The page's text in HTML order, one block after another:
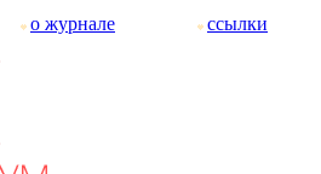
о журнале ссылки